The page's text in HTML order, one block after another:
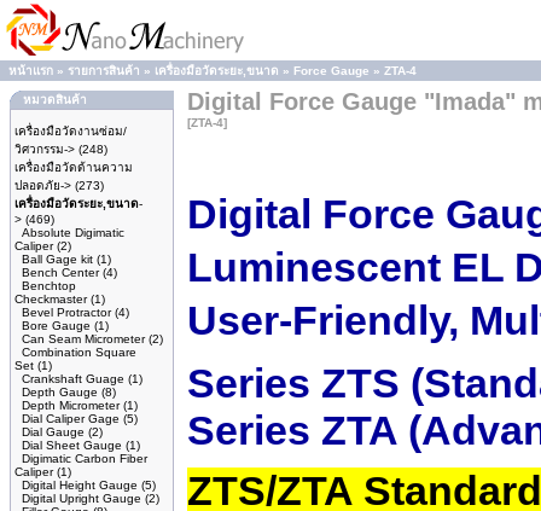
หน้าแรก » รายการสินค้า » เครื่องมือวัดระยะ,ขนาด » Force Gauge » ZTA-4
หมวดสินค้า
เครื่องมือวัดงานซ่อม/
วิศวกรรม-> (248)
เครื่องมือวัดด้านความ
ปลอดภัย-> (273)
เครื่องมือวัดระยะ,ขนาด-
> (469)
Absolute Digimatic
Caliper(2)
Ball Gage kit (1)
Bench Center(4)
Benchtop
Checkmaster(1)
Bevel Protractor(4)
Bore Gauge (1)
Can Seam Micrometer(2)
Combination Square
Set (1)
Crankshaft Guage (1)
Depth Gauge (8)
Depth Micrometer(1)
Dial Caliper Gage (5)
Dial Gauge (2)
Dial Sheet Gauge (1)
Digimatic Carbon Fiber
Caliper(1)
Digital Height Gauge (5)
Digital Upright Gauge (2)
Digital Force Gauge "Imada"
[ZTA-4]
Digital Force
Luminescent EL
User-Friendly,
Series ZTS
Series ZTA
ZTS/ZTA